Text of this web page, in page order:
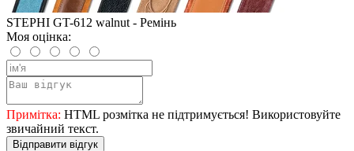
STEPHI GT-612 walnut - Ремінь
Моя оцінка:
Примітка: HTML розмітка не підтримується! Використовуйте
звичайний текст.
Відправити відгук